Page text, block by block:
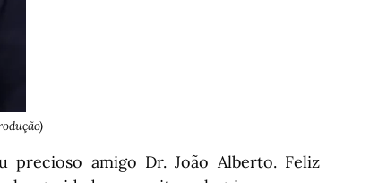
precioso amigo Dr. João Alberto. Feliz